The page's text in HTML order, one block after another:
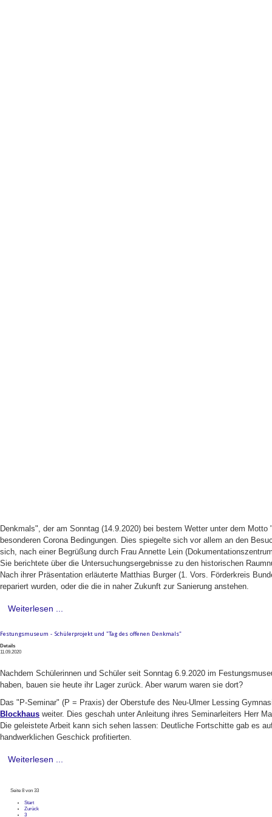
Denkmals", der am Sonntag (14.9.2020) bei bestem Wetter unter dem
besonderen Corona Bedingungen. Dies spiegelte sich vor allem an den
sich, nach einer Begrüßung durch Frau Annette Lein
Sie berichtete über die Untersuchungsergebnisse zu den historischen
Nach ihrer Präsentation erläuterte Matthias Burger (1. Vors. Förderkreis
repariert wurden, oder die die in naher Zukunft zur Sanierung anstehen.
Weiterlesen ...
Festungsmuseum - Schülerprojekt und "Tag des offenen Denkmals"
Details
11.09.2020
Nachdem Schülerinnen und Schüler seit Sonntag 6.9.2020 im
haben, bauen sie heute ihr Lager zurück. Aber warum waren sie dort?
Das "P-Seminar" (P = Praxis) der Oberstufe des Neu-Ulmer Lessing
Blockhaus weiter. Dies geschah unter Anleitung ihres Seminarleiters Herr
Die geleistete Arbeit kann sich sehen lassen: Deutliche Fortschitte gab es
handwerklichen Geschick profitierten.
Weiterlesen ...
Seite 8 von 33
Start
Zurück
3